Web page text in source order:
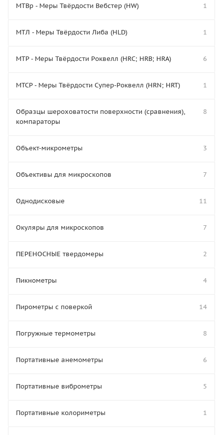
МТВр - Меры Твёрдости Вебстер (HW) 1
МТЛ - Меры Твёрдости Либа (HLD) 1
МТР - Меры Твёрдости Роквелл (HRC; HRB; HRA) 6
МТСР - Меры Твёрдости Супер-Роквелл (HRN; HRT) 1
Образцы шероховатости поверхности (сравнения),
компараторы
8
Объект-микрометры 3
Объективы для микроскопов 7
Однодисковые 11
Окуляры для микроскопов 7
ПЕРЕНОСНЫЕ твердомеры 2
Пикнометры 4
Пирометры с поверкой 14
Погружные термометры 8
Портативные анемометры 6
Портативные виброметры 5
Портативные колориметры 1